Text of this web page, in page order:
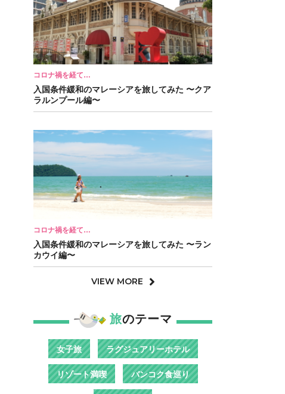
コロナ禍を経て…
入国条件緩和のマレーシアを旅してみた 〜クア
ラルンプール編〜
コロナ禍を経て…
入国条件緩和のマレーシアを旅してみた 〜ラン
カウイ編〜
VIEW MORE
旅のテーマ
女子旅 ラグジュアリーホテル
リゾート満喫 バンコク食巡り